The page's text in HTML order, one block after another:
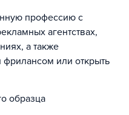
профессию с
агентствах,
а также
фрилансом или открыть
образца